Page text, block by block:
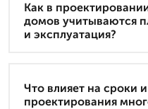
Как в
домов учитываются
и эксплуатация?
Что влияет на сроки
проектирования